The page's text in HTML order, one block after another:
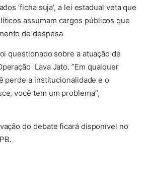
‘ficha suja’, a lei estadual veta que
assumam cargos públicos que
de despesa
questionado sobre a atuação de
Lava Jato. ”Em qualquer
perde a institucionalidade e o
você tem um problema”,
do debate ficará disponível no